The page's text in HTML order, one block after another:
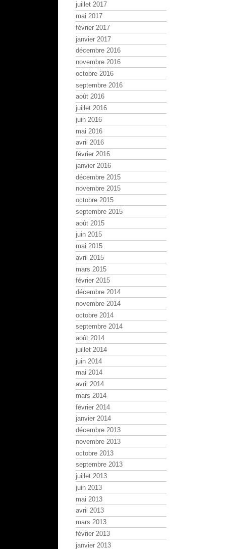
juillet 2017
mai 2017
février 2017
janvier 2017
décembre 2016
novembre 2016
octobre 2016
septembre 2016
août 2016
juillet 2016
juin 2016
mai 2016
avril 2016
février 2016
janvier 2016
décembre 2015
novembre 2015
octobre 2015
septembre 2015
août 2015
juin 2015
mai 2015
avril 2015
mars 2015
février 2015
décembre 2014
novembre 2014
octobre 2014
septembre 2014
août 2014
juillet 2014
juin 2014
mai 2014
avril 2014
mars 2014
février 2014
janvier 2014
décembre 2013
novembre 2013
octobre 2013
septembre 2013
juillet 2013
juin 2013
mai 2013
avril 2013
mars 2013
février 2013
janvier 2013